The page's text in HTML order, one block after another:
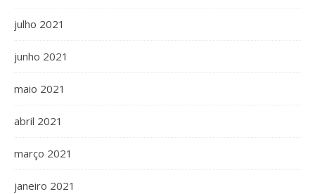
julho 2021
junho 2021
maio 2021
abril 2021
março 2021
janeiro 2021